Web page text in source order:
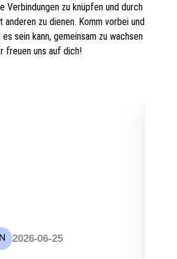
zu knüpfen und durch
zu dienen. Komm vorbei und
sein kann, gemeinsam zu wachsen
freuen uns auf dich!
2026-06-25